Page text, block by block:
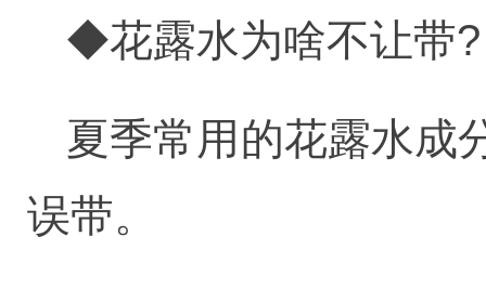
◆花露水为啥不让带?
夏季常用的花露水成
误带。